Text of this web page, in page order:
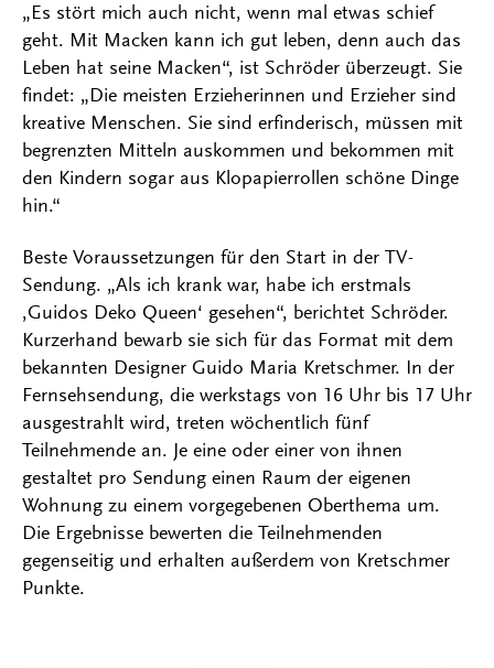
„Es stört mich auch nicht, wenn mal etwas schief
geht. Mit Macken kann ich gut leben, denn auch das
Leben hat seine Macken“, ist Schröder überzeugt. Sie
findet: „Die meisten Erzieherinnen und Erzieher sind
kreative Menschen. Sie sind erfinderisch, müssen mit
begrenzten Mitteln auskommen und bekommen mit
den Kindern sogar aus Klopapierrollen schöne Dinge
hin.“
Beste Voraussetzungen für den Start in der TV-
Sendung. „Als ich krank war, habe ich erstmals
‚Guidos Deko Queen‘ gesehen“, berichtet Schröder.
Kurzerhand bewarb sie sich für das Format mit dem
bekannten Designer Guido Maria Kretschmer. In der
Fernsehsendung, die werkstags von 16 Uhr bis 17 Uhr
ausgestrahlt wird, treten wöchentlich fünf
Teilnehmende an. Je eine oder einer von ihnen
gestaltet pro Sendung einen Raum der eigenen
Wohnung zu einem vorgegebenen Oberthema um.
Die Ergebnisse bewerten die Teilnehmenden
gegenseitig und erhalten außerdem von Kretschmer
Punkte.